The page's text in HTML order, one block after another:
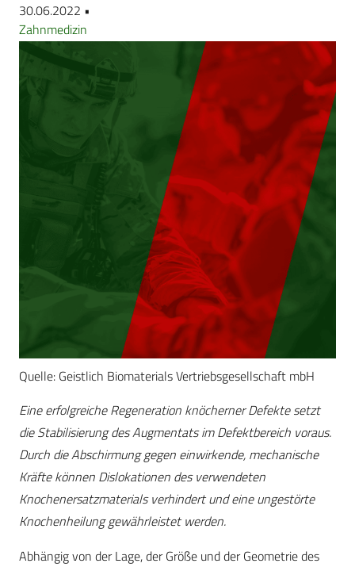
30.06.2022 •
Zahnmedizin
Quelle: Geistlich Biomaterials Vertriebsgesellschaft mbH
Eine erfolgreiche Regeneration knöcherner Defekte setzt
die Stabilisierung des Augmentats im Defektbereich voraus.
Durch die Abschirmung gegen einwirkende, mechanische
Kräfte können Dislokationen des verwendeten
Knochenersatzmaterials verhindert und eine ungestörte
Knochenheilung gewährleistet werden.
Abhängig von der Lage, der Größe und der Geometrie des